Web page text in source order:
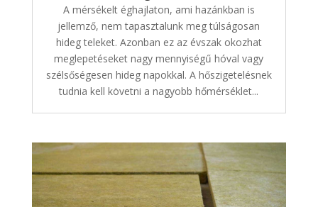
A mérsékelt éghajlaton, ami hazánkban is
jellemző, nem tapasztalunk meg túlságosan
hideg teleket. Azonban ez az évszak okozhat
meglepetéseket nagy mennyiségű hóval vagy
szélsőségesen hideg napokkal. A hőszigetelésnek
tudnia kell követni a nagyobb hőmérséklet...